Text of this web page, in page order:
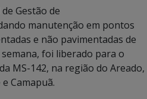
Gestão de
manutenção em pontos
e não pavimentadas de
foi liberado para o
MS-142, na região do Areado,
Camapuã.